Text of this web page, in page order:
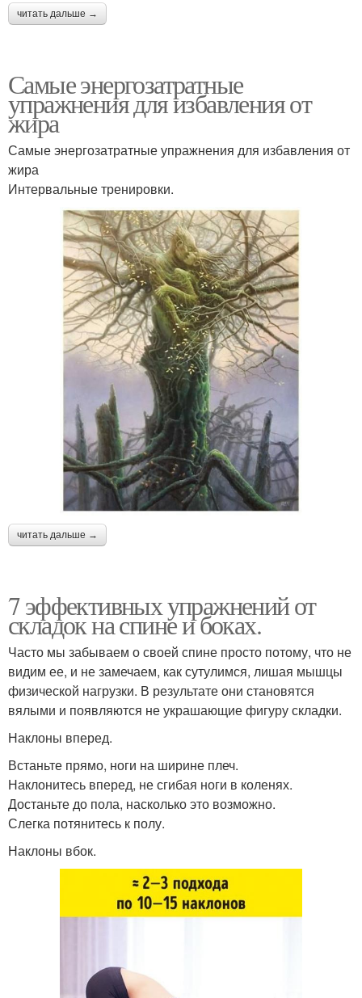
читать дальше →
Самые энергозатратные
упражнения для избавления от
жира
Самые энергозатратные упражнения для избавления от
жира
Интервальные тренировки.
читать дальше →
7 эффективных упражнений от
складок на спине и боках.
Часто мы забываем о своей спине просто потому, что не
видим ее, и не замечаем, как сутулимся, лишая мышцы
физической нагрузки. В результате они становятся
вялыми и появляются не украшающие фигуру складки.
Наклоны вперед.
Встаньте прямо, ноги на ширине плеч.
Наклонитесь вперед, не сгибая ноги в коленях.
Достаньте до пола, насколько это возможно.
Слегка потянитесь к полу.
Наклоны вбок.